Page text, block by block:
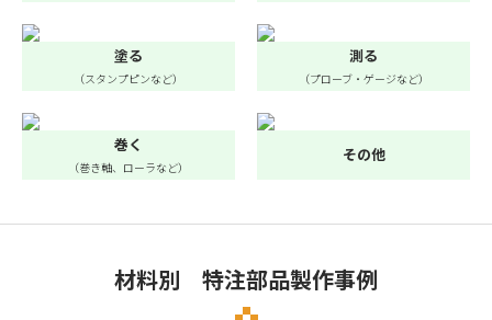
塗る
（スタンプピンなど）
測る
（プローブ・ゲージなど）
巻く
（巻き軸、ローラなど）
その他
材料別 特注部品製作事例